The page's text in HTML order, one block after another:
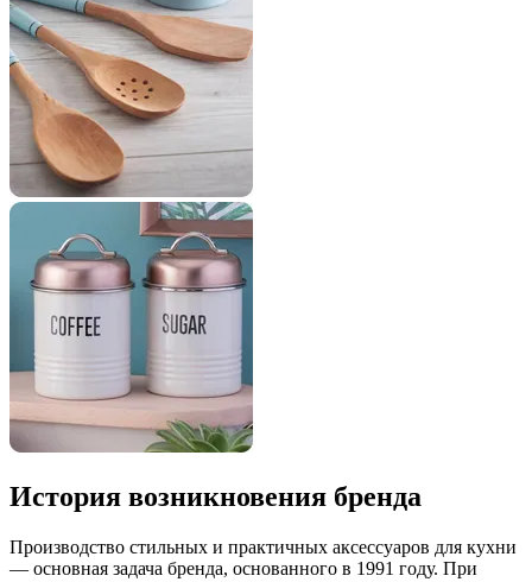
История возникновения бренда
Производство стильных и практичных аксессуаров для кухни
— основная задача бренда, основанного в 1991 году. При